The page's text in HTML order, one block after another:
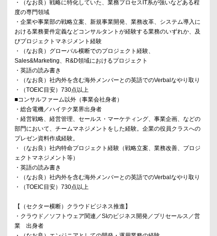
・（なお良）戦略に特化していた、業務プロセスIT系が強いなどある程
度の専門領域
・企業や事業部の戦略立案、新規事業開発、業務改革、システム導入に
おける業務要件定義などコンサルタントが経験する業務のいずれか、及
びプロジェクトマネジメント経験
・（なお良）グローバル横断でのプロジェクト経験、
Sales&Marketing、R&D領域におけるプロジェクト
・英語の読み書き
・（なお良）社内外を含む海外メンバーとの英語でのVerbalなやり取り
・（TOEIC目安）730点以上
■コンサルファーム以外（事業会社身者）
・総合電機／ハイテク業界出身者
・経営戦略、経営管理、セールス・マーケティング、事業企画、などの
部門において、チームマネジメントをした経験。企業の役員クラスへの
プレゼン資料作成経験。
・（なお良）社内特命プロジェクト経験（戦略立案、業務改善、プロジ
ェクトマネジメント等）
・英語の読み書き
・（なお良）社内外を含む海外メンバーとの英語でのVerbalなやり取り
・（TOEIC目安）730点以上
【（セクター横断）クラウドビジネス推進】
・クラウド／ソフトウェア関連／SIのビジネス開発／プリセールス／営
業 出身者